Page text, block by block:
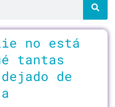
no está
tantas
de